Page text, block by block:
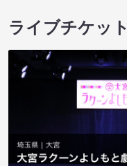
ライブチケット